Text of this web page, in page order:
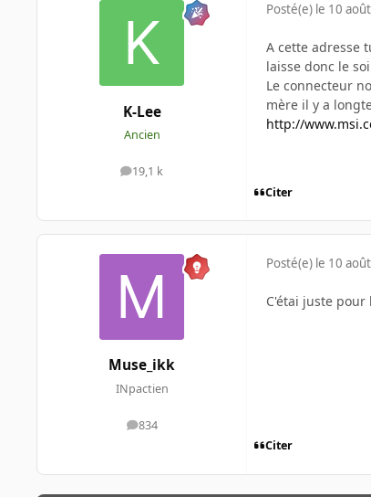
K-Lee
Ancien
19,1 k
messages
Posté(e) le 10
A cette adresse
laisse donc le
Le connecteur
mère il y a
http://
Citer
Muse_ikk
INpactien
834
messages
Posté(e) le 10
C'étai juste
Citer